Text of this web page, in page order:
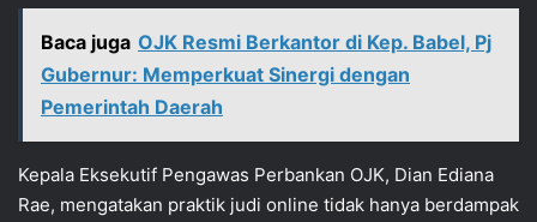
Baca juga OJK Resmi Berkantor di Kep. Babel, Pj
Gubernur: Memperkuat Sinergi dengan
Pemerintah Daerah
Kepala Eksekutif Pengawas Perbankan OJK, Dian Ediana
Rae, mengatakan praktik judi online tidak hanya berdampak